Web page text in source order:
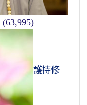
(63,995)
護持修